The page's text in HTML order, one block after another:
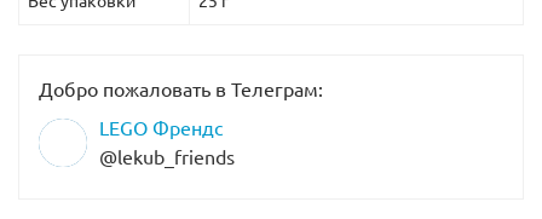
Добро пожаловать в Телеграм:
LEGO Френдс
@lekub_friends